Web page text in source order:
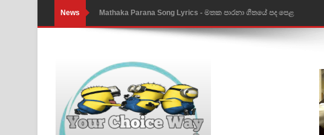
News Nimnadhen Song Lyrics - නිම්නාදෙන් ගීතයේ පද පෙළ
Obamai Mage Adare Song Lyrics - ඔබමයි මගේ ආදරේ ගීතයේ පද පෙළ
Pansal Gihin Song Lyrics - පන්සල් ගිහිං ගීතයේ පද පෙළ
Ankeliya Song Lyrics - අංකෙළිය ගීතයේ පද පෙළ
DEAR GOD Song Lyrics - ඩියර් ගෝඩ් ගීතයේ පද පෙළ